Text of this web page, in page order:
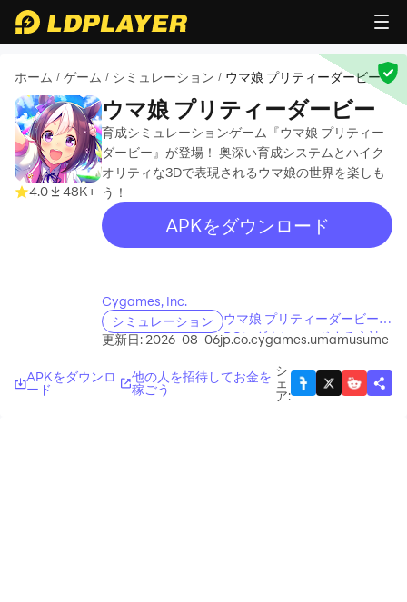
ホーム / ゲーム / シミュレーション / ウマ娘 プリティーダービー
4.0 48K+
ウマ娘 プリティーダービー
育成シミュレーションゲーム『ウマ娘 プリティー
ダービー』が登場！ 奥深い育成システムとハイク
オリティな3Dで表現されるウマ娘の世界を楽しも
う！
recommend
APKをダウンロード
recommend
Cygames, Inc.
シミュレーション
ウマ娘 プリティーダービーを
PCにダウンロードする方法
更新日: 2026-08-06jp.co.cygames.umamusume
APKをダウンロ
ード
他の人を招待してお金を
稼ごう
シ
ェ
ア: